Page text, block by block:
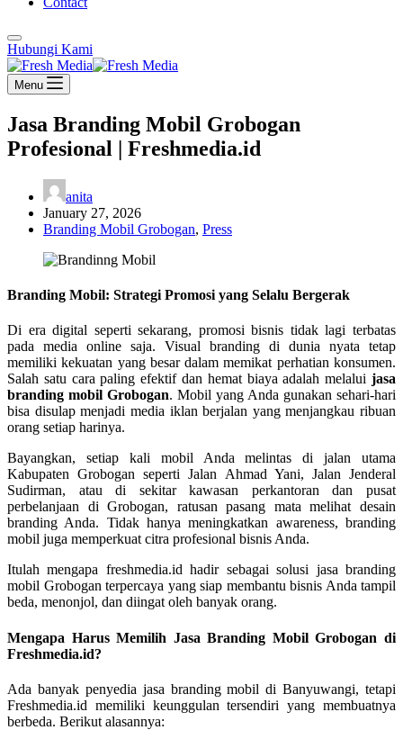
Hubungi Kami
Menu
Jasa Branding Mobil Grobogan
Profesional | Freshmedia.id
anita
January 27, 2026
Branding Mobil Grobogan, Press
Branding Mobil: Strategi Promosi yang Selalu Bergerak
Di era digital seperti sekarang, promosi bisnis tidak lagi terbatas
pada media online saja. Visual branding di dunia nyata tetap
memiliki kekuatan yang besar dalam memikat perhatian konsumen.
Salah satu cara paling efektif dan hemat biaya adalah melalui jasa
branding mobil Grobogan. Mobil yang Anda gunakan sehari-hari
bisa disulap menjadi media iklan berjalan yang menjangkau ribuan
orang setiap harinya.
Bayangkan, setiap kali mobil Anda melintas di jalan utama
Kabupaten Grobogan seperti Jalan Ahmad Yani, Jalan Jenderal
Sudirman, atau di sekitar kawasan perkantoran dan pusat
perbelanjaan di Grobogan, ratusan pasang mata melihat desain
branding Anda. Tidak hanya meningkatkan awareness, branding
mobil juga memperkuat citra profesional bisnis Anda.
Itulah mengapa freshmedia.id hadir sebagai solusi jasa branding
mobil Grobogan terpercaya yang siap membantu bisnis Anda tampil
beda, menonjol, dan diingat oleh banyak orang.
Mengapa Harus Memilih Jasa Branding Mobil Grobogan di
Freshmedia.id?
Ada banyak penyedia jasa branding mobil di Banyuwangi, tetapi
Freshmedia.id memiliki keunggulan tersendiri yang membuatnya
berbeda. Berikut alasannya: